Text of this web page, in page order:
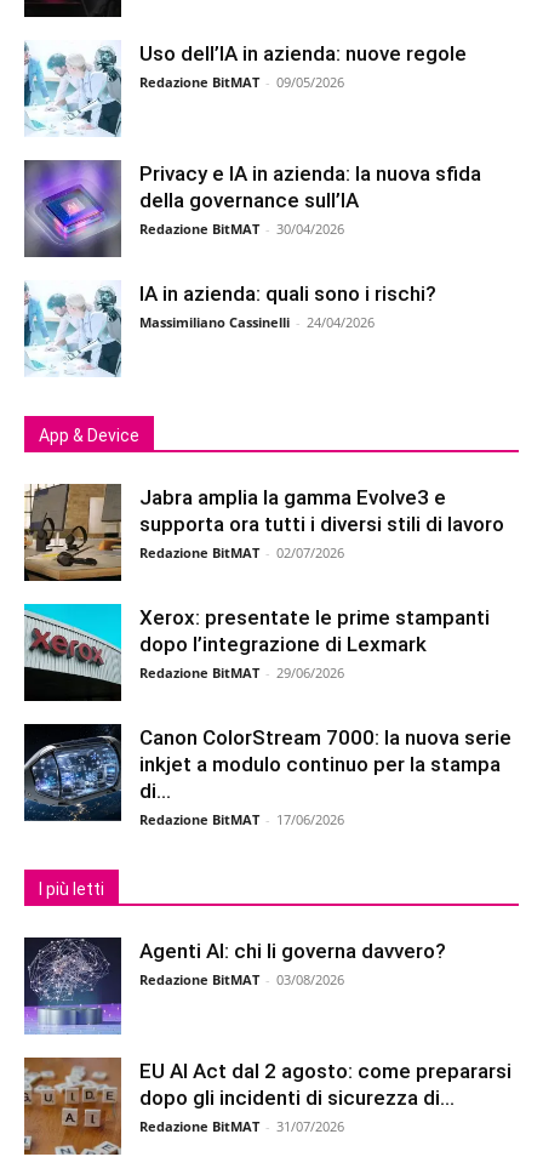
Uso dell’IA in azienda: nuove regole
Redazione BitMAT - 09/05/2026
Privacy e IA in azienda: la nuova sfida
della governance sull’IA
Redazione BitMAT - 30/04/2026
IA in azienda: quali sono i rischi?
Massimiliano Cassinelli - 24/04/2026
App & Device
Jabra amplia la gamma Evolve3 e
supporta ora tutti i diversi stili di lavoro
Redazione BitMAT - 02/07/2026
Xerox: presentate le prime stampanti
dopo l’integrazione di Lexmark
Redazione BitMAT - 29/06/2026
Canon ColorStream 7000: la nuova serie
inkjet a modulo continuo per la stampa
di...
Redazione BitMAT - 17/06/2026
I più letti
Agenti AI: chi li governa davvero?
Redazione BitMAT - 03/08/2026
EU AI Act dal 2 agosto: come prepararsi
dopo gli incidenti di sicurezza di...
Redazione BitMAT - 31/07/2026